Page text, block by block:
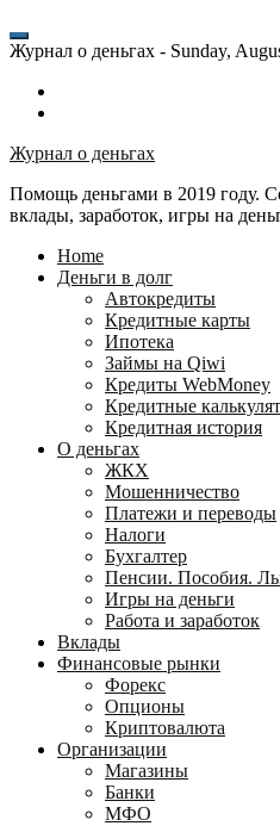
Журнал о деньгах - Sunday,
банка
24
для
лиц
взять
WebMoney?
Журнал о деньгах
Помощь деньгами в 2019 году.
вклады, заработок, игры на
Home
Деньги в долг
Автокредиты
Кредитные карты
Ипотека
Займы на Qiwi
Кредиты WebMoney
Кредитные
Кредитная история
О деньгах
ЖКХ
Мошенничество
Платежи и переводы
Налоги
Бухгалтер
Пенсии. Пособия.
Игры на деньги
Работа и заработок
Вклады
Финансовые рынки
Форекс
Опционы
Криптовалюта
Организации
Магазины
Банки
МФО